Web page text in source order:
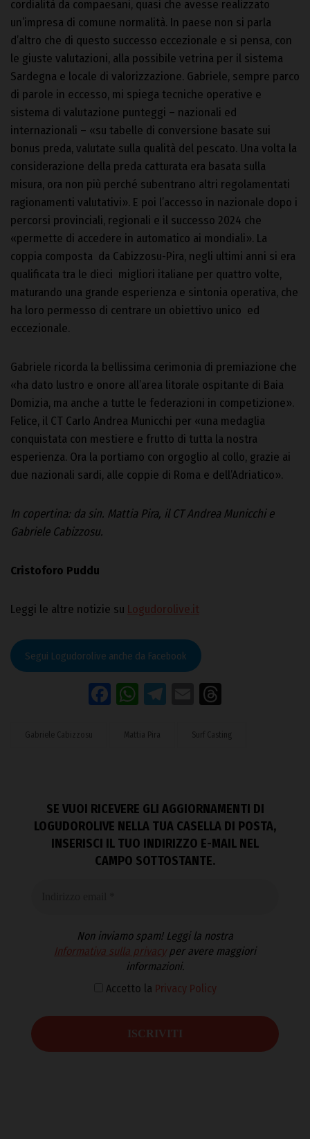
cordialità da compaesani, quasi che avesse realizzato
un’impresa di comune normalità. In paese non si parla
d’altro che di questo successo eccezionale e si pensa, con
le giuste valutazioni, alla possibile vetrina per il sistema
Sardegna e locale di valorizzazione. Gabriele, sempre parco
di parole in eccesso, mi spiega tecniche operative e
sistema di valutazione punteggi – nazionali ed
internazionali – «su tabelle di conversione basate sui
bonus preda, valutate sulla qualità del pescato. Una volta la
considerazione della preda catturata era basata sulla
misura, ora non più perché subentrano altri regolamentati
ragionamenti valutativi». E poi l’accesso in nazionale dopo i
percorsi provinciali, regionali e il successo 2024 che
«permette di accedere in automatico ai mondiali». La
coppia composta da Cabizzosu-Pira, negli ultimi anni si era
qualificata tra le dieci migliori italiane per quattro volte,
maturando una grande esperienza e sintonia operativa, che
ha loro permesso di centrare un obiettivo unico ed
eccezionale.
Gabriele ricorda la bellissima cerimonia di premiazione che
«ha dato lustro e onore all’area litorale ospitante di Baia
Domizia, ma anche a tutte le federazioni in competizione».
Felice, il CT Carlo Andrea Municchi per «una medaglia
conquistata con mestiere e frutto di tutta la nostra
esperienza. Ora la portiamo con orgoglio al collo, grazie ai
due nazionali sardi, alle coppie di Roma e dell’Adriatico».
In copertina: da sin. Mattia Pira, il CT Andrea Municchi e
Gabriele Cabizzosu.
Cristoforo Puddu
Leggi le altre notizie su Logudorolive.it
Segui Logudorolive anche da Facebook
Facebook
WhatsApp
Telegram
Email
Gabriele Cabizzosu Mattia Pira Surf Casting
SE VUOI RICEVERE GLI AGGIORNAMENTI DI
LOGUDOROLIVE NELLA TUA CASELLA DI POSTA,
INSERISCI IL TUO INDIRIZZO E-MAIL NEL
CAMPO SOTTOSTANTE.
Non inviamo spam! Leggi la nostra
Informativa sulla privacyper avere maggiori
informazioni.
Accetto la Privacy Policy